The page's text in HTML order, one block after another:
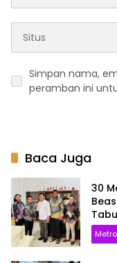
Simpan nama,
peramban ini
Baca Juga
30